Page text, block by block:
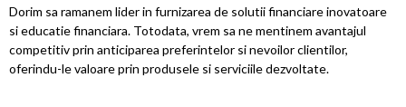
Dorim sa ramanem lider in furnizarea de solutii financiare inovatoare
si educatie financiara. Totodata, vrem sa ne mentinem avantajul
competitiv prin anticiparea preferintelor si nevoilor clientilor,
oferindu-le valoare prin produsele si serviciile dezvoltate.